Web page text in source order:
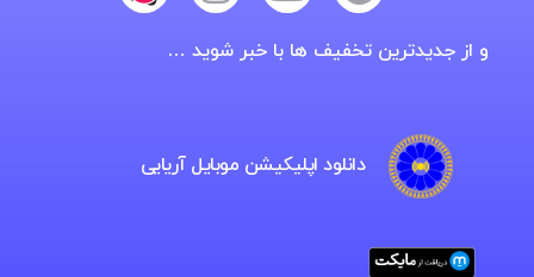
و از جدیدترین تخفیف ها با خبر شوید …
دانلود اپلیکیشن موبایل آریایی